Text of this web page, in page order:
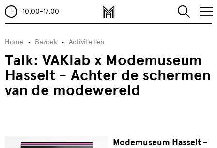
10:00-17:00
Home Bezoek Activiteiten
Talk: VAKlab x Modemuseum
Hasselt - Achter de schermen
van de modewereld
Modemuseum Hasselt -